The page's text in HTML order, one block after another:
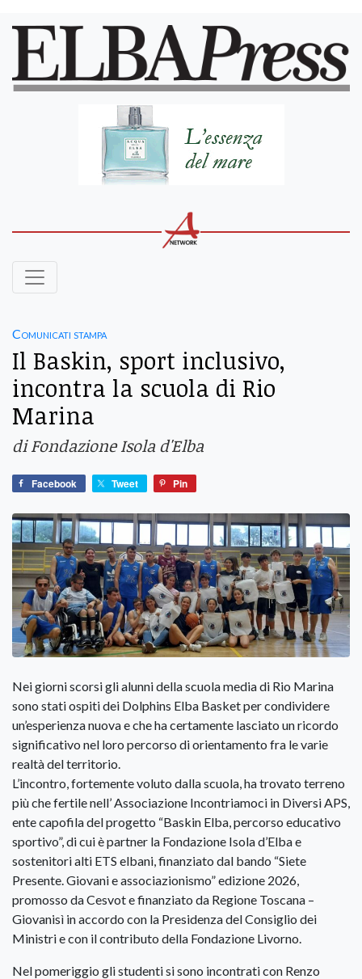
Comunicati stampa
Il Baskin, sport inclusivo,
incontra la scuola di Rio
Marina
di Fondazione Isola d'Elba
Facebook Tweet Pin
Nei giorni scorsi gli alunni della scuola media di Rio Marina
sono stati ospiti dei Dolphins Elba Basket per condividere
un’esperienza nuova e che ha certamente lasciato un ricordo
significativo nel loro percorso di orientamento fra le varie
realtà del territorio.
L’incontro, fortemente voluto dalla scuola, ha trovato terreno
più che fertile nell’ Associazione Incontriamoci in Diversi APS,
ente capofila del progetto “Baskin Elba, percorso educativo
sportivo”, di cui è partner la Fondazione Isola d’Elba e
sostenitori alti ETS elbani, finanziato dal bando “Siete
Presente. Giovani e associazionismo” edizione 2026,
promosso da Cesvot e finanziato da Regione Toscana –
Giovanisì in accordo con la Presidenza del Consiglio dei
Ministri e con il contributo della Fondazione Livorno.
Nel pomeriggio gli studenti si sono incontrati con Renzo